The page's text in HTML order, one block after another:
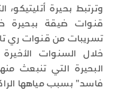
قنوات ضيقة ببحيرة
تسريبات من قنوات ري
خلال السنوات
البحيرة التي تنبعث
فاسد" بسبب مياهها